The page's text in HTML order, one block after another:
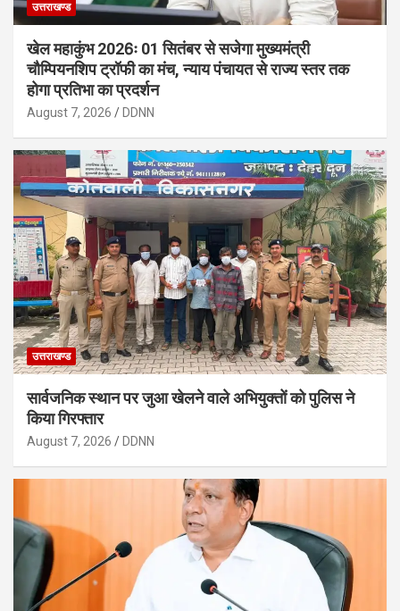
उत्तराखण्ड
खेल महाकुंभ 2026ः 01 सितंबर से सजेगा मुख्यमंत्री
चौम्पियनशिप ट्रॉफी का मंच, न्याय पंचायत से राज्य स्तर तक
होगा प्रतिभा का प्रदर्शन
August 7, 2026 DDNN
उत्तराखण्ड
सार्वजनिक स्थान पर जुआ खेलने वाले अभियुक्तों को पुलिस ने
किया गिरफ्तार
August 7, 2026 DDNN